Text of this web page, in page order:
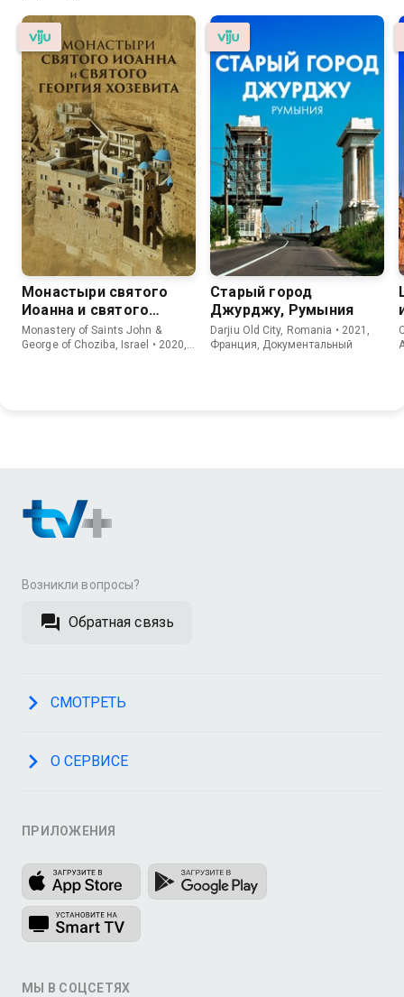
Монастыри святого
Иоанна и святого
Георгия Хозевита
Monastery of Saints John &
George of Choziba, Israel • 2020,
Старый город
Джурджу, Румыния
Darjiu Old City, Romania • 2021,
Франция, Документальный
Возникли вопросы?
Обратная связь
СМОТРЕТЬ
О СЕРВИСЕ
ПРИЛОЖЕНИЯ
МЫ В СОЦСЕТЯХ